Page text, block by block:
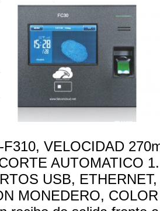
VELOCIDAD
AUTOMATICO
USB,
MONEDERO, COLOR